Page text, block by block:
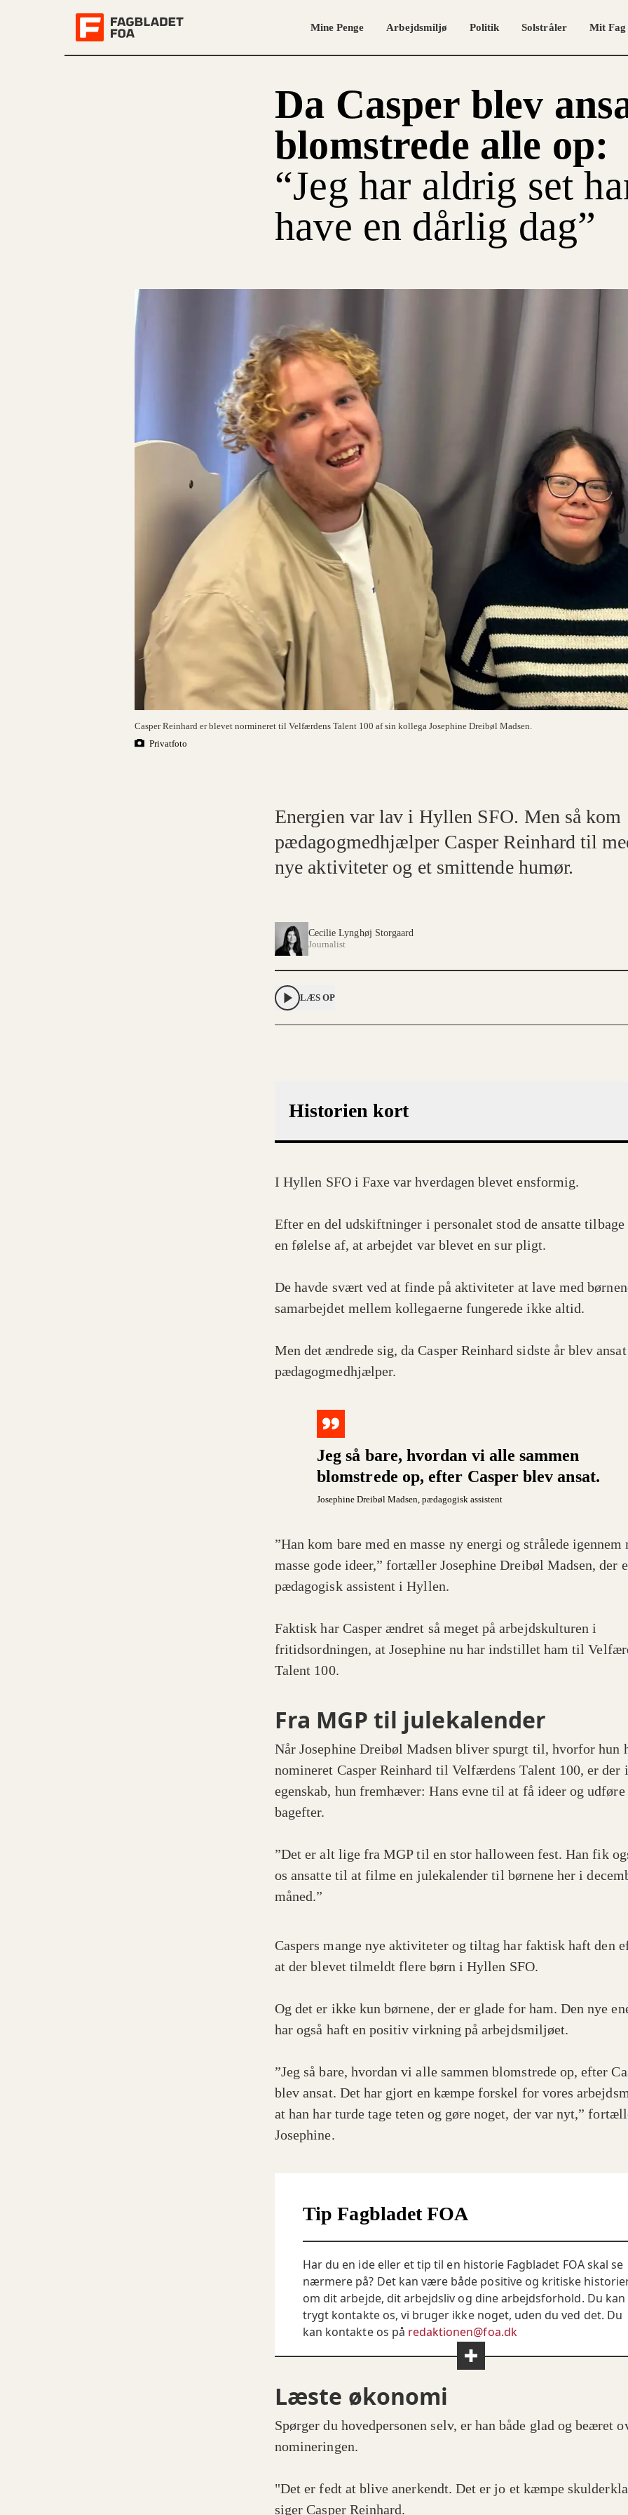
Mine Penge Arbejdsmiljø Politik Solstråler Mit Fag
Da Casper blev
blomstrede alle op:
“Jeg har aldrig set
have en dårlig dag”
Casper Reinhard er blevet normineret til Velfærdens Talent 100 af sin kollega Josephine Dreibøl Madsen.
Privatfoto
Energien var lav i Hyllen SFO. Men så kom
pædagogmedhjælper Casper Reinhard til
nye aktiviteter og et smittende humør.
Cecilie Lynghøj Storgaard
Journalist
LÆS OP
Historien kort
I Hyllen SFO i Faxe var hverdagen blevet ensformig.
Efter en del udskiftninger i personalet stod de ansatte tilbage
en følelse af, at arbejdet var blevet en sur pligt.
De havde svært ved at finde på aktiviteter at lave med
samarbejdet mellem kollegaerne fungerede ikke altid.
Men det ændrede sig, da Casper Reinhard sidste år blev
pædagogmedhjælper.
Jeg så bare, hvordan vi alle sammen
blomstrede op, efter Casper blev ansat.
Josephine Dreibøl Madsen, pædagogisk assistent
”Han kom bare med en masse ny energi og strålede igennem
masse gode ideer,” fortæller Josephine Dreibøl Madsen, der
pædagogisk assistent i Hyllen.
Faktisk har Casper ændret så meget på arbejdskulturen i
fritidsordningen, at Josephine nu har indstillet ham til
Talent 100.
Fra MGP til julekalender
Når Josephine Dreibøl Madsen bliver spurgt til, hvorfor hun
nomineret Casper Reinhard til Velfærdens Talent 100, er der
egenskab, hun fremhæver: Hans evne til at få ideer og udføre
bagefter.
”Det er alt lige fra MGP til en stor halloween fest. Han fik
os ansatte til at filme en julekalender til børnene her i
måned.”
Caspers mange nye aktiviteter og tiltag har faktisk haft den
at der blevet tilmeldt flere børn i Hyllen SFO.
Og det er ikke kun børnene, der er glade for ham. Den nye
har også haft en positiv virkning på arbejdsmiljøet.
”Jeg så bare, hvordan vi alle sammen blomstrede op, efter
blev ansat. Det har gjort en kæmpe forskel for vores
at han har turde tage teten og gøre noget, der var nyt,”
Josephine.
Tip Fagbladet FOA
Har du en ide eller et tip til en historie Fagbladet FOA skal se
nærmere på? Det kan være både positive og kritiske
om dit arbejde, dit arbejdsliv og dine arbejdsforhold. Du kan
trygt kontakte os, vi bruger ikke noget, uden du ved det. Du
kan kontakte os på redaktionen@foa.dk
Læste økonomi
Spørger du hovedpersonen selv, er han både glad og beæret
nomineringen.
"Det er fedt at blive anerkendt. Det er jo et kæmpe
siger Casper Reinhard.